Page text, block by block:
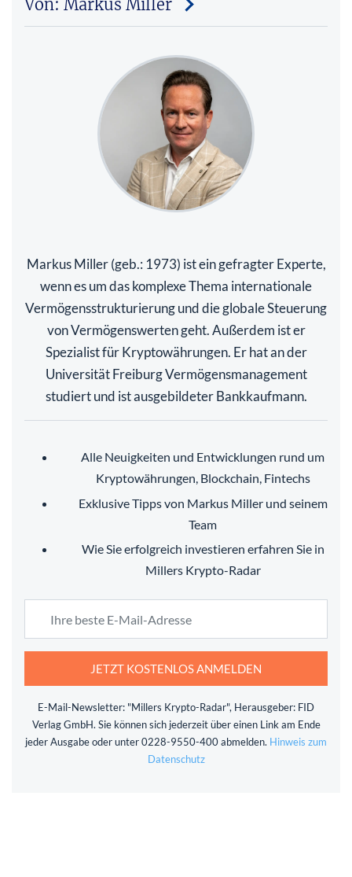
Von: Markus Miller
Markus Miller (geb.: 1973) ist ein gefragter Experte,
wenn es um das komplexe Thema internationale
Vermögensstrukturierung und die globale Steuerung
von Vermögenswerten geht. Außerdem ist er
Spezialist für Kryptowährungen. Er hat an der
Universität Freiburg Vermögensmanagement
studiert und ist ausgebildeter Bankkaufmann.
Alle Neuigkeiten und Entwicklungen rund um
Kryptowährungen, Blockchain, Fintechs
Exklusive Tipps von Markus Miller und seinem
Team
Wie Sie erfolgreich investieren erfahren Sie in
Millers Krypto-Radar
JETZT KOSTENLOS ANMELDEN
E-Mail-Newsletter: "Millers Krypto-Radar", Herausgeber: FID
Verlag GmbH. Sie können sich jederzeit über einen Link am Ende
jeder Ausgabe oder unter 0228-9550-400 abmelden. Hinweis zum
Datenschutz